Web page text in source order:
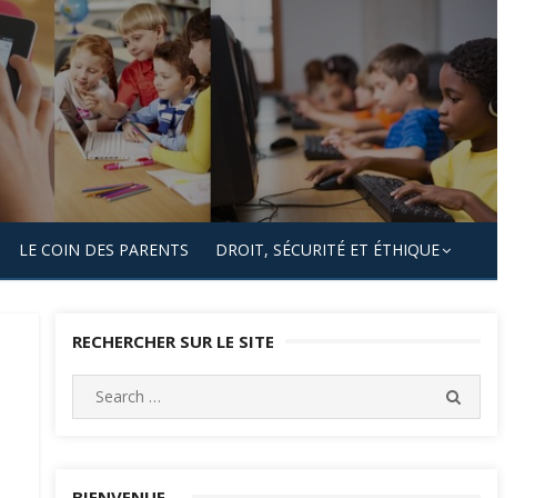
LE COIN DES PARENTS DROIT, SÉCURITÉ ET ÉTHIQUE
RECHERCHER SUR LE SITE
Search
for: